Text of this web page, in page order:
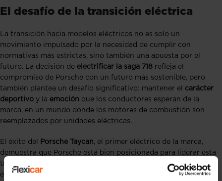
El desafío de la transición eléctrica
La transición hacia modelos eléctricos no es solo un
movimiento impulsado por la necesidad de cumplir con
normativas más estrictas, sino también una apuesta por el
futuro. La decisión de electrificar la saga 718 refleja el
compromiso de Porsche con un futuro más sostenible, pero
también plantea un desafío significativo: mantener el carácter
deportivo y la emoción que los conductores esperan de la
marca, en un mundo donde los motores de combustión son
reemplazados por unidades eléctricas.
El éxito del Porsche Taycan, el primer eléctrico de la marca,
demuestra que Porsche está bien posicionada para liderar esta
transformación. Sin embargo, el reto será aún mayor al aplicar
este enfoque a modelos tan emblemáticos como el
718 Cayman